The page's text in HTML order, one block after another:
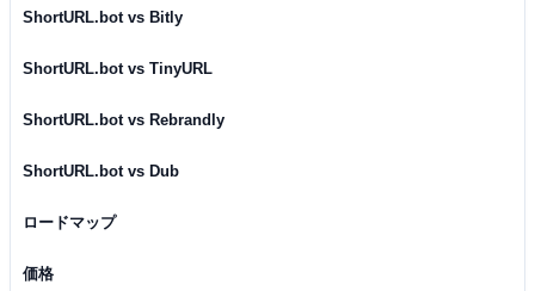
ShortURL.bot vs Bitly
ShortURL.bot vs TinyURL
ShortURL.bot vs Rebrandly
ShortURL.bot vs Dub
ロードマップ
価格